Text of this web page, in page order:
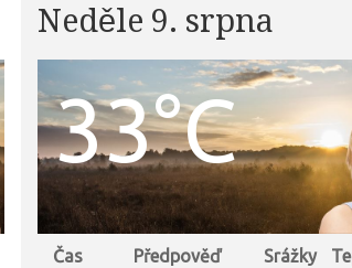
Neděle 9. srpna
33°C
Čas Předpověď Srážky